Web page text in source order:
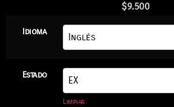
$9.500
Idioma
Estado
Limpiar